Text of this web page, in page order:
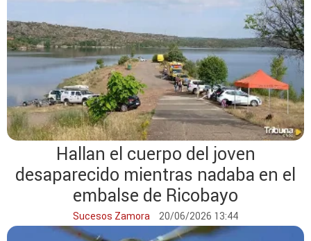
Hallan el cuerpo del joven
desaparecido mientras nadaba en el
embalse de Ricobayo
Sucesos Zamora 20/06/2026 13:44